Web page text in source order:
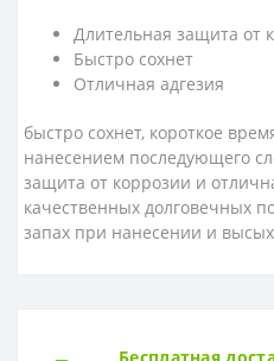
Длительная защита от
Быстро сохнет
Отличная адгезия
быстро сохнет, короткое
нанесением последующего
защита от коррозии и
качественных долговечных
запах при нанесении и
Бесплатная